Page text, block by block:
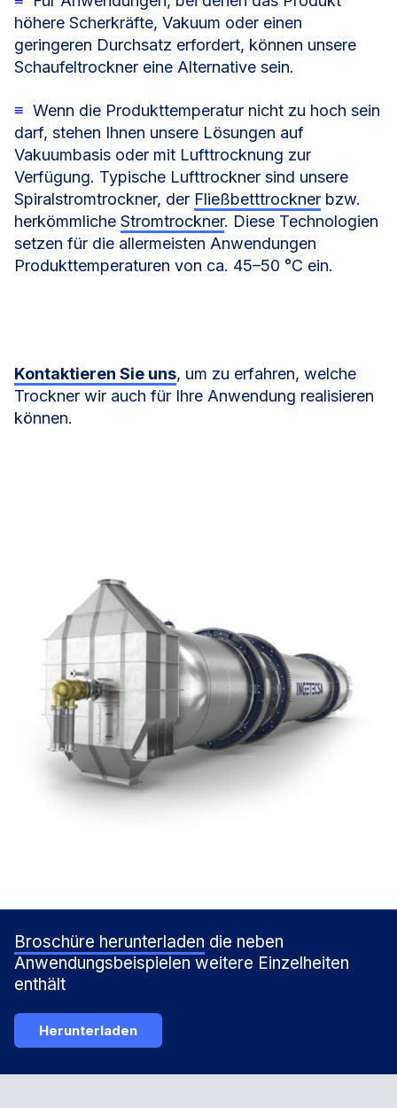
höhere Scherkräfte, Vakuum oder einen
geringeren Durchsatz erfordert, können unsere
Schaufeltrockner eine Alternative sein.
≡ Wenn die Produkttemperatur nicht zu hoch sein
darf, stehen Ihnen unsere Lösungen auf
Vakuumbasis oder mit Lufttrocknung zur
Verfügung. Typische Lufttrockner sind unsere
Spiralstromtrockner, der Fließbetttrockner bzw.
herkömmliche Stromtrockner. Diese Technologien
setzen für die allermeisten Anwendungen
Produkttemperaturen von ca. 45–50 °C ein.
Kontaktieren Sie uns, um zu erfahren, welche
Trockner wir auch für Ihre Anwendung realisieren
können.
Broschüre herunterladen die neben
Anwendungsbeispielen weitere Einzelheiten
enthält
Herunterladen